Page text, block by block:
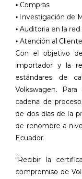
⦁ Compras
⦁ Investigación de
⦁ Auditoria en la
⦁ Atención al
Con el objetivo
importador y la
estándares de
Volkswagen.
cadena de
de dos días de la
de renombre a
Ecuador.
“Recibir la
compromiso de